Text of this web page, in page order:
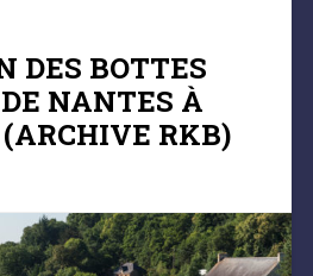
DES BOTTES
NANTES À
(ARCHIVE RKB)